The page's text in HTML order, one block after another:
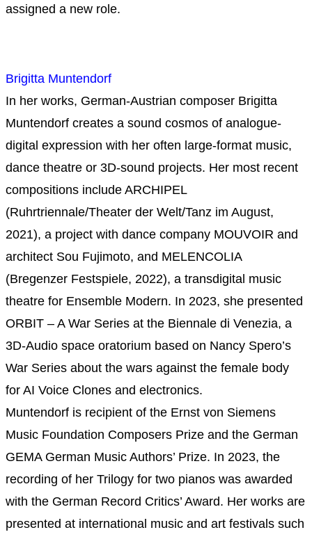
assigned a new role.
Brigitta Muntendorf
In her works, German-Austrian composer Brigitta
Muntendorf creates a sound cosmos of analogue-
digital expression with her often large-format music,
dance theatre or 3D-sound projects. Her most recent
compositions include ARCHIPEL
(Ruhrtriennale/Theater der Welt/Tanz im August,
2021), a project with dance company MOUVOIR and
architect Sou Fujimoto, and MELENCOLIA
(Bregenzer Festspiele, 2022), a transdigital music
theatre for Ensemble Modern. In 2023, she presented
ORBIT – A War Series at the Biennale di Venezia, a
3D-Audio space oratorium based on Nancy Spero’s
War Series about the wars against the female body
for AI Voice Clones and electronics.
Muntendorf is recipient of the Ernst von Siemens
Music Foundation Composers Prize and the German
GEMA German Music Authors’ Prize. In 2023, the
recording of her Trilogy for two pianos was awarded
with the German Record Critics’ Award. Her works are
presented at international music and art festivals such